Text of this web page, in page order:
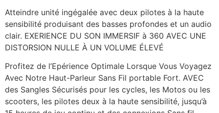
Atteindre unité ingégalée avec deux pilotes à la haute
sensibilité produisant des basses profondes et un audio
clair. EXERIENCE DU SON IMMERSIF à 360 AVEC UNE
DISTORSION NULLE À UN VOLUME ÉLEVÉ
Profitez de l’Epérience Optimale Lorsque Vous Voyagez
Avec Notre Haut-Parleur Sans Fil portable Fort. AVEC
des Sangles Sécurisés pour les cycles, les Motos ou les
scooters, les pilotes deux à la haute sensibilité, jusqu’à